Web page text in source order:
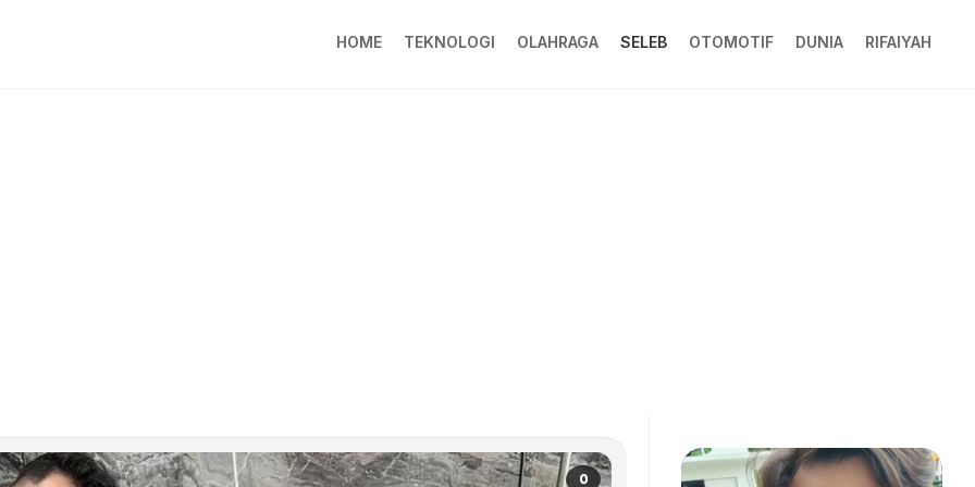
HOME TEKNOLOGI OLAHRAGA SELEB OTOMOTIF DUNIA RIFAIYAH
0